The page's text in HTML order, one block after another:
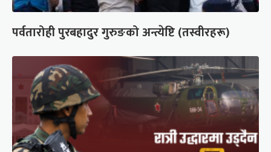
पर्वतारोही पुरबहादुर गुरुङको अन्त्येष्टि (तस्वीरहरू)